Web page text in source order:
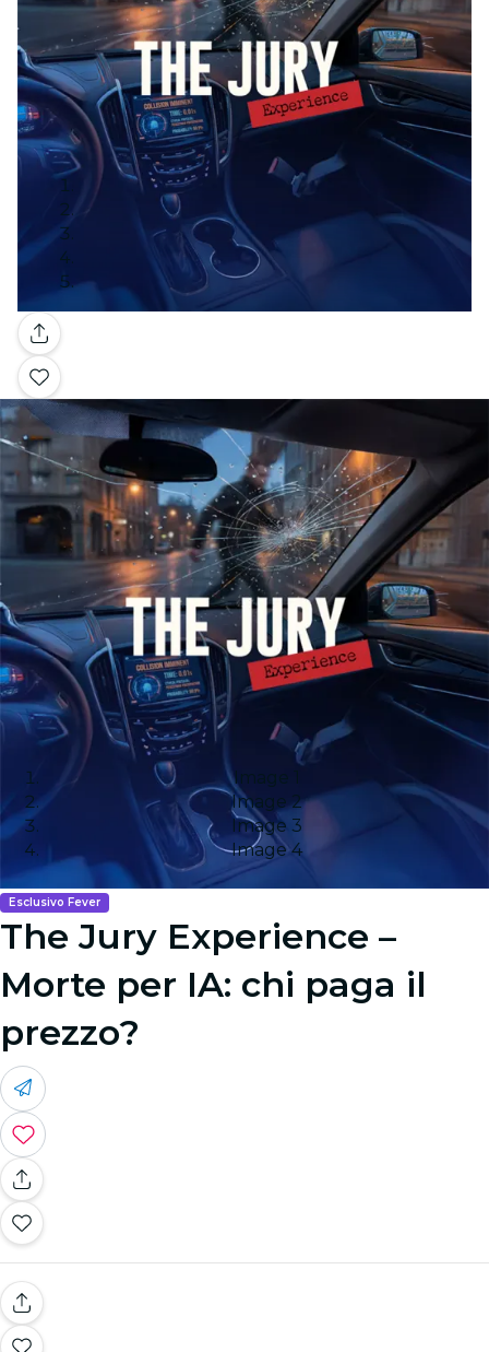
Galleria
Image 1
Image 2
Image 3
Image 4
Esclusivo Fever
The Jury Experience –
Morte per IA: chi paga il
prezzo?